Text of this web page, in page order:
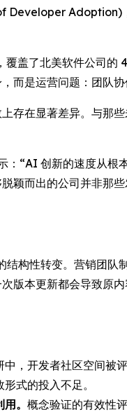
Developer Adoption)
盖了北美软件公司的
而是运营问题：团队
存在显著差异。与那
“AI 创新的速度从根
颖而出的公司并非那
构性转变。营销团
版本更新都会导致原
中，开发者社区空间被
式的投入不足。
。 概念验证的有效性